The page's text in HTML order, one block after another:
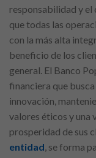
responsabilidad y
que todas las
con la más alta
beneficio de los
general. El Banco
financiera que
innovación,
valores éticos y una
prosperidad de sus
entidad, se forma